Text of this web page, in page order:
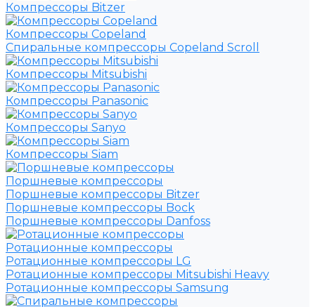
Компрессоры Bitzer
Компрессоры Copeland
Спиральные компрессоры Copeland Scroll
Компрессоры Mitsubishi
Компрессоры Panasonic
Компрессоры Sanyo
Компрессоры Siam
Поршневые компрессоры
Поршневые компрессоры Bitzer
Поршневые компрессоры Bock
Поршневые компрессоры Danfoss
Ротационные компрессоры
Ротационные компрессоры LG
Ротационные компрессоры Mitsubishi Heavy
Ротационные компрессоры Samsung